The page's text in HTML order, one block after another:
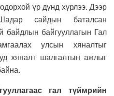
үр дүнд хүрлээ. Дээр
сайдын баталсан
байдлын байгууллагын Гал
улсын хяналтыг
хяналт шалгалтын ажлыг
гал түймрийн